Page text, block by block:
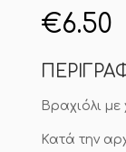
€6.50
Βραχιόλι
Κατά την